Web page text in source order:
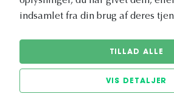
indsamlet fra din brug af deres
TILLAD ALLE
VIS DETALJER
Dyresundhedspleje
© 2026 Vetapotek